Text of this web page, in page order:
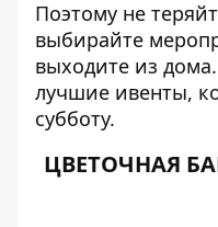
Поэтому не
выбирайте
выходите из дома.
лучшие ивенты,
субботу.
ЦВЕТОЧНАЯ